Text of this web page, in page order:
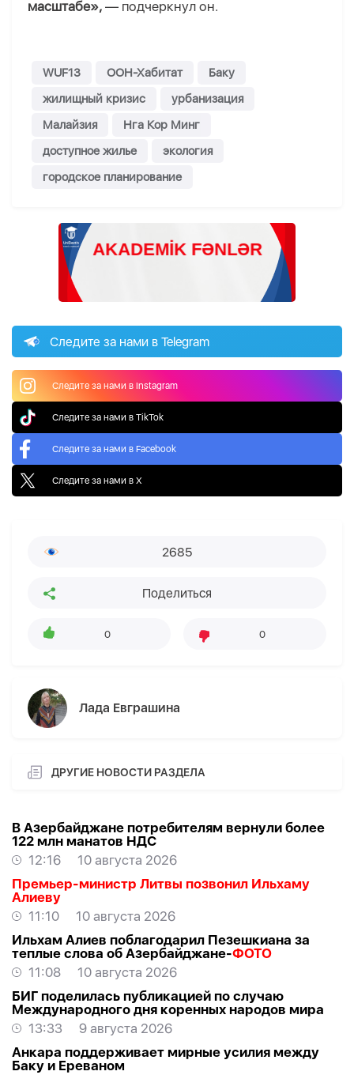
масштабе», — подчеркнул он.
WUF13 ООН-Хабитат
Баку
жилищный кризис
урбанизация
Малайзия
Нга Кор Минг
доступное жилье
экология
городское планирование
Следите за нами в Telegram
Следите за нами в Instagram
Следите за нами в TikTok
Следите за нами в Facebook
Следите за нами в X
2685
Поделиться
0 0
Лада Евграшина
ДРУГИЕ НОВОСТИ РАЗДЕЛА
В Азербайджане потребителям вернули более
122 млн манатов НДС
12:16
10 августа 2026
Премьер-министр Литвы позвонил Ильхаму
Алиеву
11:10
10 августа 2026
Ильхам Алиев поблагодарил Пезешкиана за
теплые слова об Азербайджане-ФОТО
11:08
10 августа 2026
БИГ поделилась публикацией по случаю
Международного дня коренных народов мира
13:33
9 августа 2026
Анкара поддерживает мирные усилия между
Баку и Ереваном